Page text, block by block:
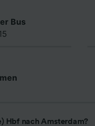
Bus
Hbf nach Amsterdam?